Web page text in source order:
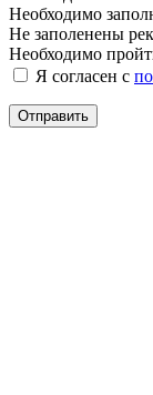
Необходимо
Не заполенены
Необходимо
Я согласен с
Отправить